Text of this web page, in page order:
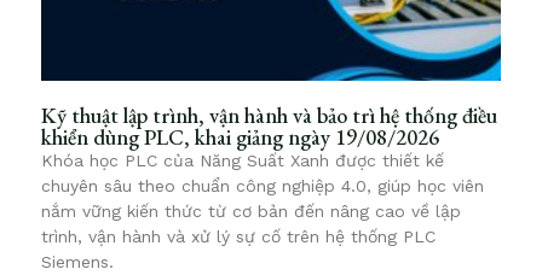
Kỹ thuật lập trình, vận hành và bảo trì hệ thống điều
khiển dùng PLC, khai giảng ngày 19/08/2026
Khóa học PLC của Năng Suất Xanh được thiết kế
chuyên sâu theo chuẩn công nghiệp 4.0, giúp học viên
nắm vững kiến thức từ cơ bản đến nâng cao về lập
trình, vận hành và xử lý sự cố trên hệ thống PLC
Siemens.